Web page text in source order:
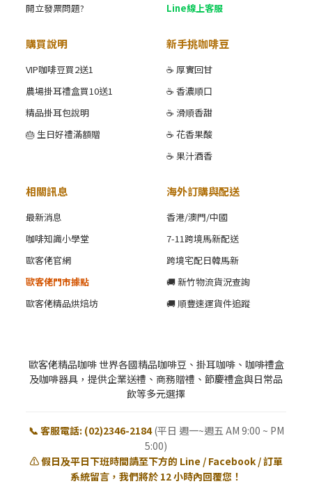
開立發票問題?
Line線上客服
購買說明
VIP咖啡豆買2送1
農場掛耳禮盒買10送1
精品掛耳包說明
🎂 生日好禮滿額贈
新手挑咖啡豆
☕ 厚實回甘
☕ 香濃順口
☕ 滑順香甜
☕ 花香果酸
☕ 果汁酒香
相關訊息
最新消息
咖啡知識小學堂
歐客佬官網
歐客佬門市據點
歐客佬精品烘焙坊
海外訂購與配送
香港/澳門/中國
7-11跨境馬新配送
跨境宅配日韓馬新
🚚 新竹物流貨況查詢
🚚 順豐速運貨件追蹤
歐客佬精品咖啡 世界各國精品咖啡豆、掛耳咖啡、咖啡禮盒
及咖啡器具，提供企業送禮、商務贈禮、節慶禮盒與日常品
飲等多元選擇
📞 客服電話: (02)2346-2184 (平日 週一~週五 AM 9:00 ~ PM
5:00)
⚠️ 假日及平日下班時間請至下方的 Line / Facebook / 訂單
系統留言，我們將於 12 小時內回覆您！